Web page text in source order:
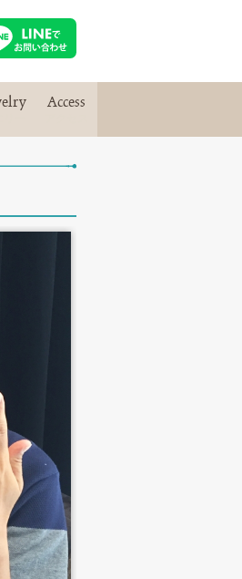
Access